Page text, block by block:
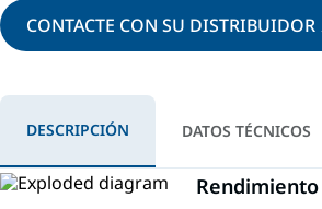
CONTACTE CON SU DISTRIBUIDOR
DESCRIPCIÓN DATOS TÉCNICOS
Rendimiento